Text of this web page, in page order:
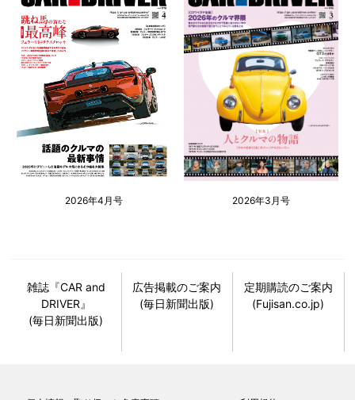
2026年4月号 2026年3月号
雑誌『CAR and
DRIVER』
(毎日新聞出版)
広告掲載のご案内
(毎日新聞出版)
定期購読のご案内
(Fujisan.co.jp)